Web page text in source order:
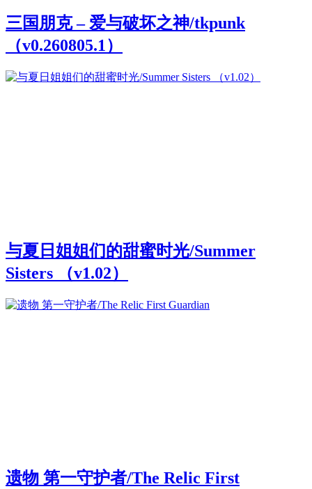
三国朋克 – 爱与破坏之神/tkpunk
（v0.260805.1）
与夏日姐姐们的甜蜜时光/Summer
Sisters （v1.02）
遗物 第一守护者/The Relic First